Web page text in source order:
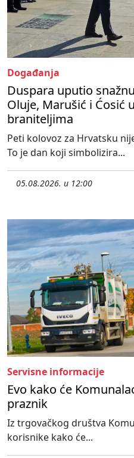
Događanja
Duspara uputio
Oluje, Marušić i Ćosić
braniteljima
Peti kolovoz za Hrvatsku
To je dan koji simbolizira...
05.08.2026. u 12:00
Servisne informacije
Evo kako će
praznik
Iz trgovačkog društva
korisnike kako će...